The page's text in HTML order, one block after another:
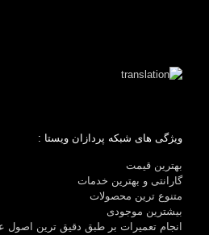
ویژگی های شبکه پردازان ویستا :
بهترین قیمت
گارانتی و بهترین خدمات
متنوع ترین محصولات
بیشترین موجودی
انجام تعمیرات بر طبق دقیق ترین اصول